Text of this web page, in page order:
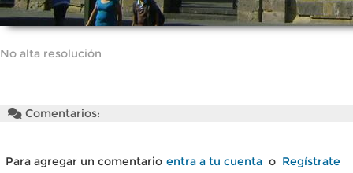
No alta resolución
Comentarios:
Para agregar un comentario entra a tu cuenta o Regístrate